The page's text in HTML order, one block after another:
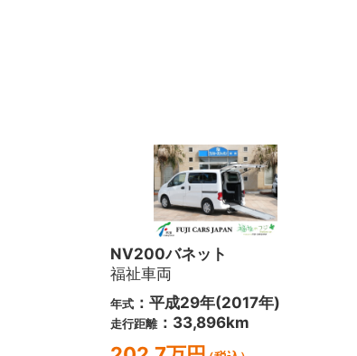
NV200バネット
福祉車両
年式 ：平成29年(2017年)
走行距離：33,896km